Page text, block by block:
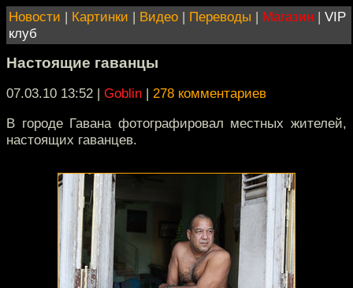
Новости | Картинки | Видео | Переводы | Магазин | VIP
клуб
Настоящие гаванцы
07.03.10 13:52 | Goblin | 278 комментариев
В городе Гавана фотографировал местных жителей,
настоящих гаванцев.